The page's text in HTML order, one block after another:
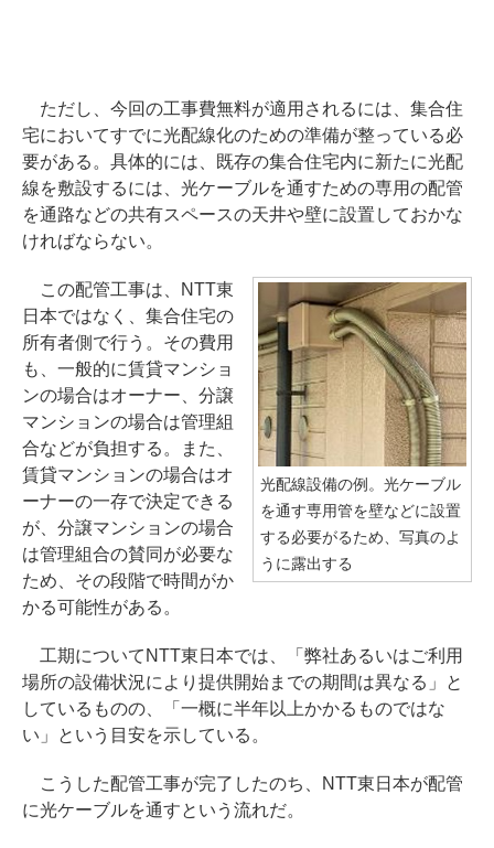
ただし、今回の工事費無料が適用されるには、集合住
宅においてすでに光配線化のための準備が整っている必
要がある。具体的には、既存の集合住宅内に新たに光配
線を敷設するには、光ケーブルを通すための専用の配管
を通路などの共有スペースの天井や壁に設置しておかな
ければならない。
光配線設備の例。光ケーブル
を通す専用管を壁などに設置
する必要がるため、写真のよ
うに露出する
この配管工事は、NTT東
日本ではなく、集合住宅の
所有者側で行う。その費用
も、一般的に賃貸マンショ
ンの場合はオーナー、分譲
マンションの場合は管理組
合などが負担する。また、
賃貸マンションの場合はオ
ーナーの一存で決定できる
が、分譲マンションの場合
は管理組合の賛同が必要な
ため、その段階で時間がか
かる可能性がある。
工期についてNTT東日本では、「弊社あるいはご利用
場所の設備状況により提供開始までの期間は異なる」と
しているものの、「一概に半年以上かかるものではな
い」という目安を示している。
こうした配管工事が完了したのち、NTT東日本が配管
に光ケーブルを通すという流れだ。